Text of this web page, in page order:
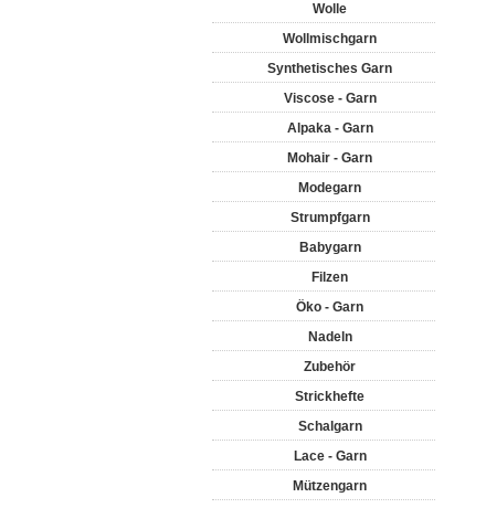
Wolle
Wollmischgarn
Synthetisches Garn
Viscose - Garn
Alpaka - Garn
Mohair - Garn
Modegarn
Strumpfgarn
Babygarn
Filzen
Öko - Garn
Nadeln
Zubehör
Strickhefte
Schalgarn
Lace - Garn
Mützengarn